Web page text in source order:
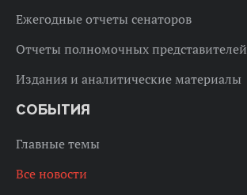
Ежегодные отчеты сенаторов
Отчеты полномочных представителей
Издания и аналитические материалы
СОБЫТИЯ
Главные темы
Все новости